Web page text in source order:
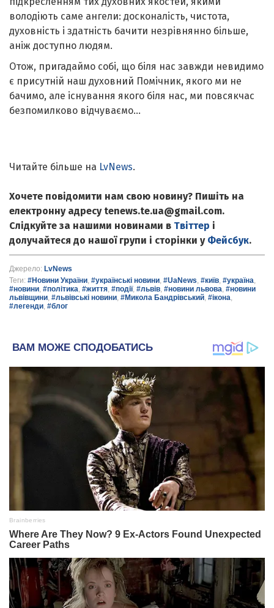
володіють саме ангели: досконалість, чистота,
духовність і здатність бачити незрівнянно більше,
аніж доступно людям.
Отож, пригадаймо собі, що біля нас завжди невидимо
є присутній наш духовний Помічник, якого ми не
бачимо, але існування якого біля нас, ми повсякчас
безпомилково відчуваємо...
Читайте більше на LvNews.
Хочете повідомити нам свою новину? Пишіть на
електронну адресу tenews.te.ua@gmail.com.
Слідкуйте за нашими новинами в Твіттер і
долучайтеся до нашої групи і сторінки у Фейсбук.
Джерело: LvNews
Теги: #Новини України, #українські новини, #UaNews, #київ, #україна,
#новини, #політика, #життя, #події, #львів, #новини львова, #новини
львівщини, #львівські новини, #Микола Бандрівський, #ікона,
#легенди, #блог